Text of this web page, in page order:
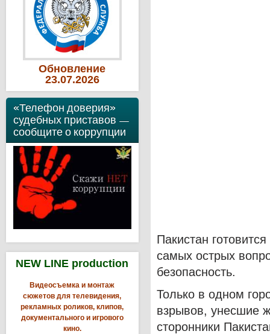
Обновление
23.07.2026
«Телефон доверия»
судебных приставов —
сообщите о коррупции
NEW LINE production
Видеосъемка и монтаж
сюжетов для телевидения,
рекламных роликов, клипов,
документального и игрового
кино.
Пакистан
самых острых
безопасность.
Только в одном
взрывов, унесшие
сторонники